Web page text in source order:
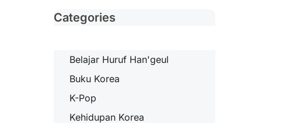
Categories
Belajar Huruf Han'geul
Buku Korea
K-Pop
Kehidupan Korea